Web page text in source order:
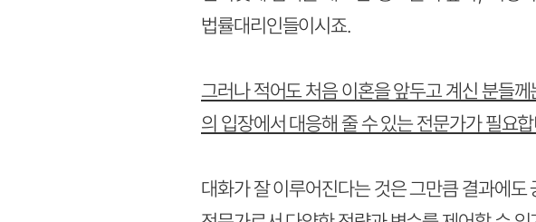
법률대리인들이시죠.
그러나 적어도 처음 이혼을 앞두고 계신 분들
의 입장에서 대응해 줄 수 있는 전문가가 필요
대화가 잘 이루어진다는 것은 그만큼 결과에